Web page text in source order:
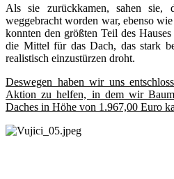
Als sie zurückkamen, sahen sie,
weggebracht worden war, ebenso
konnten den größten Teil des
die Mittel für das Dach, das stark
realistisch einzustürzen droht.
Deswegen haben wir uns
Aktion zu helfen, in dem wir
Daches in Höhe von 1.967,00 Euro